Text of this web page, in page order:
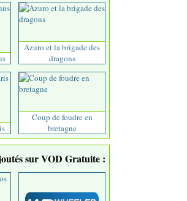
Azuro et la brigade des
dragons
Coup de foudre en
bretagne
sur VOD Gratuite :